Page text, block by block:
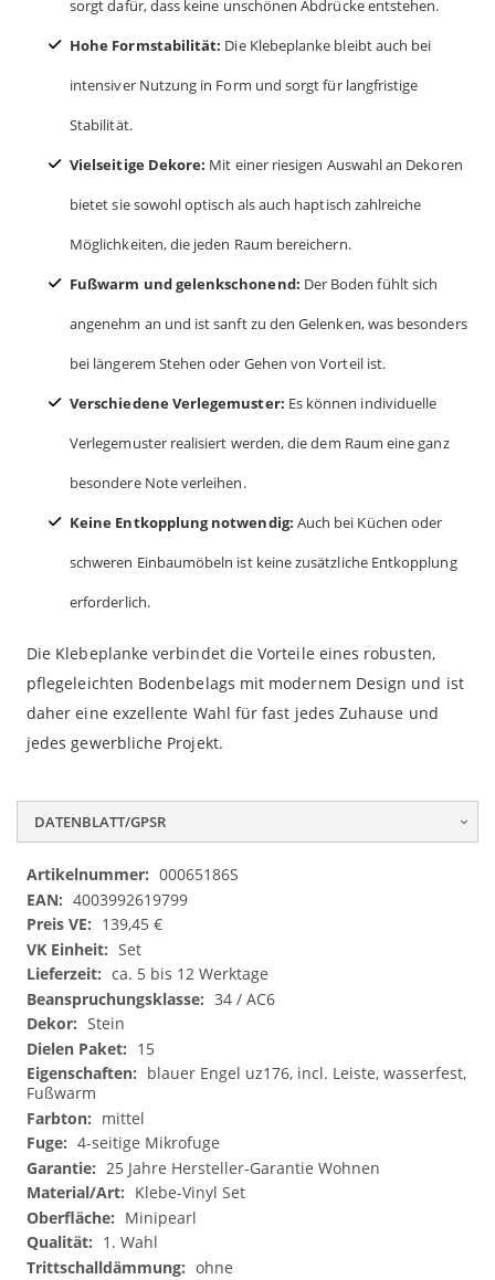
sorgt dafür, dass keine unschönen Abdrücke entstehen.
Hohe Formstabilität: Die Klebeplanke bleibt auch bei
intensiver Nutzung in Form und sorgt für langfristige
Stabilität.
Vielseitige Dekore: Mit einer riesigen Auswahl an Dekoren
bietet sie sowohl optisch als auch haptisch zahlreiche
Möglichkeiten, die jeden Raum bereichern.
Fußwarm und gelenkschonend: Der Boden fühlt sich
angenehm an und ist sanft zu den Gelenken, was besonders
bei längerem Stehen oder Gehen von Vorteil ist.
Verschiedene Verlegemuster: Es können individuelle
Verlegemuster realisiert werden, die dem Raum eine ganz
besondere Note verleihen.
Keine Entkopplung notwendig: Auch bei Küchen oder
schweren Einbaumöbeln ist keine zusätzliche Entkopplung
erforderlich.
Die Klebeplanke verbindet die Vorteile eines robusten,
pflegeleichten Bodenbelags mit modernem Design und ist
daher eine exzellente Wahl für fast jedes Zuhause und
jedes gewerbliche Projekt.
DATENBLATT/GPSR
Datenblatt/GPSR 00065186S
4003992619799
139,45 €
Set
ca. 5 bis 12 Werktage
34 / AC6
Stein
15
blauer Engel uz176, incl. Leiste, wasserfest,
Fußwarm
mittel
4-seitige Mikrofuge
25 Jahre Hersteller-Garantie Wohnen
Klebe-Vinyl Set
Minipearl
1. Wahl
ohne